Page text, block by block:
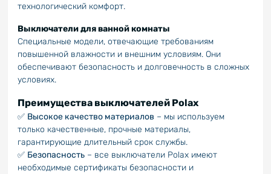
технологический комфорт.
Выключатели для ванной комнаты
Специальные модели, отвечающие требованиям
повышенной влажности и внешним условиям. Они
обеспечивают безопасность и долговечность в сложных
условиях.
Преимущества выключателей Polax
✅ Высокое качество материалов – мы используем
только качественные, прочные материалы,
гарантирующие длительный срок службы.
✅ Безопасность – все выключатели Polax имеют
необходимые сертификаты безопасности и